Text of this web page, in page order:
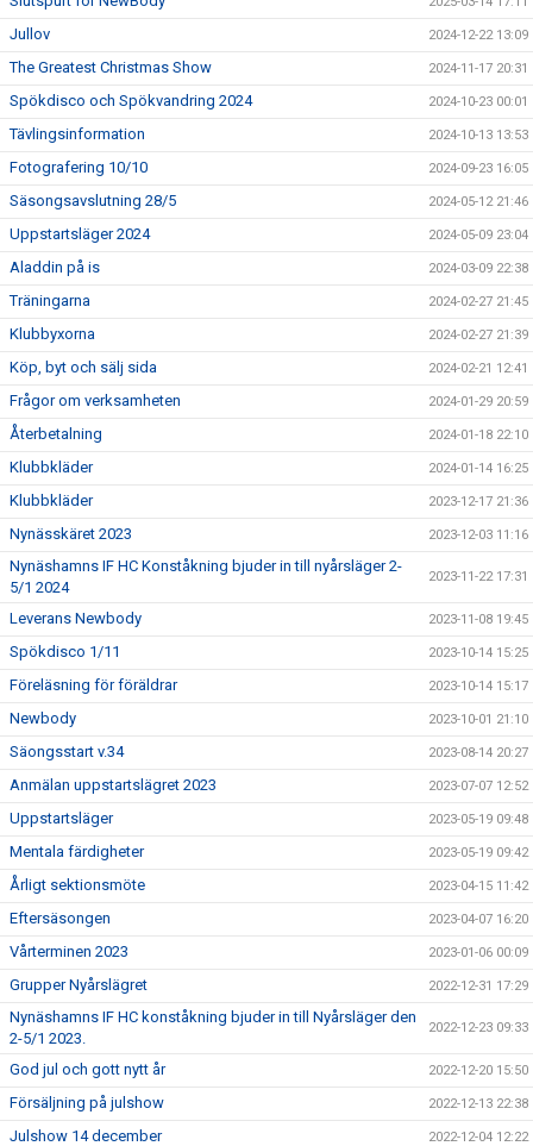
Jullov 2024-12-22 13:09
The Greatest Christmas Show 2024-11-17 20:31
Spökdisco och Spökvandring 2024 2024-10-23 00:01
Tävlingsinformation 2024-10-13 13:53
Fotografering 10/10 2024-09-23 16:05
Säsongsavslutning 28/5 2024-05-12 21:46
Uppstartsläger 2024 2024-05-09 23:04
Aladdin på is 2024-03-09 22:38
Träningarna 2024-02-27 21:45
Klubbyxorna 2024-02-27 21:39
Köp, byt och sälj sida 2024-02-21 12:41
Frågor om verksamheten 2024-01-29 20:59
Återbetalning 2024-01-18 22:10
Klubbkläder 2024-01-14 16:25
Klubbkläder 2023-12-17 21:36
Nynässkäret 2023 2023-12-03 11:16
Nynäshamns IF HC Konståkning bjuder in till nyårsläger 2-
5/1 2024
2023-11-22 17:31
Leverans Newbody 2023-11-08 19:45
Spökdisco 1/11 2023-10-14 15:25
Föreläsning för föräldrar 2023-10-14 15:17
Newbody 2023-10-01 21:10
Säongsstart v.34 2023-08-14 20:27
Anmälan uppstartslägret 2023 2023-07-07 12:52
Uppstartsläger 2023-05-19 09:48
Mentala färdigheter 2023-05-19 09:42
Årligt sektionsmöte 2023-04-15 11:42
Eftersäsongen 2023-04-07 16:20
Vårterminen 2023 2023-01-06 00:09
Grupper Nyårslägret 2022-12-31 17:29
Nynäshamns IF HC konståkning bjuder in till Nyårsläger den
2-5/1 2023.
2022-12-23 09:33
God jul och gott nytt år 2022-12-20 15:50
Försäljning på julshow 2022-12-13 22:38
Julshow 14 december 2022-12-04 12:22